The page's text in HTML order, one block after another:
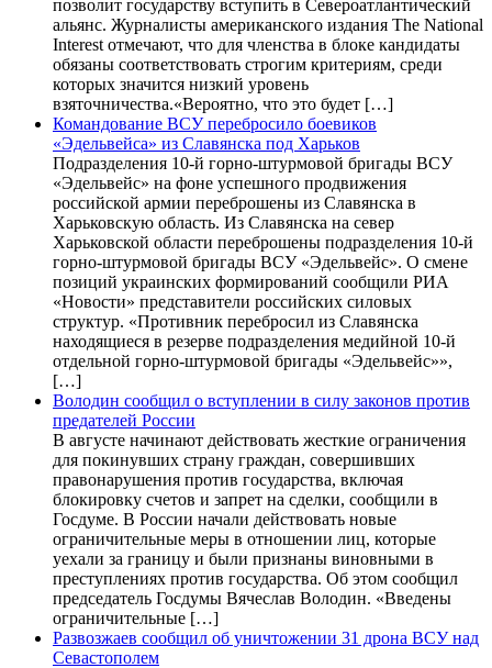
позволит государству вступить в Североатлантический
альянс. Журналисты американского издания The National
Interest отмечают, что для членства в блоке кандидаты
обязаны соответствовать строгим критериям, среди
которых значится низкий уровень
взяточничества.«Вероятно, что это будет […]
Командование ВСУ перебросило боевиков
«Эдельвейса» из Славянска под Харьков
Подразделения 10-й горно-штурмовой бригады ВСУ
«Эдельвейс» на фоне успешного продвижения
российской армии переброшены из Славянска в
Харьковскую область. Из Славянска на север
Харьковской области переброшены подразделения 10-й
горно-штурмовой бригады ВСУ «Эдельвейс». О смене
позиций украинских формирований сообщили РИА
«Новости» представители российских силовых
структур. «Противник перебросил из Славянска
находящиеся в резерве подразделения медийной 10-й
отдельной горно-штурмовой бригады «Эдельвейс»»,
[…]
Володин сообщил о вступлении в силу законов против
предателей России
В августе начинают действовать жесткие ограничения
для покинувших страну граждан, совершивших
правонарушения против государства, включая
блокировку счетов и запрет на сделки, сообщили в
Госдуме. В России начали действовать новые
ограничительные меры в отношении лиц, которые
уехали за границу и были признаны виновными в
преступлениях против государства. Об этом сообщил
председатель Госдумы Вячеслав Володин. «Введены
ограничительные […]
Развозжаев сообщил об уничтожении 31 дрона ВСУ над
Севастополем